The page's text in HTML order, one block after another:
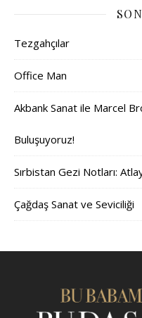
Tezgahçılar
Office Man
Akbank Sanat ile Marcel
Buluşuyoruz!
Sırbistan Gezi Notları:
Çağdaş Sanat ve Seviciliği